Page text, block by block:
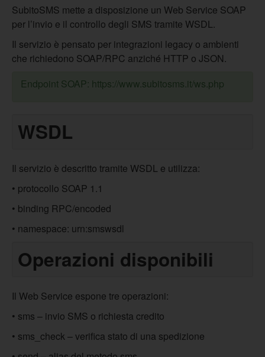
SubitoSMS mette a disposizione un Web Service SOAP
per l’invio e il controllo degli SMS tramite WSDL.
Il servizio è pensato per integrazioni legacy o ambienti
che richiedono SOAP/RPC anziché HTTP o JSON.
Endpoint SOAP: https://www.subitosms.it/ws.php
WSDL
Il servizio è descritto tramite WSDL e utilizza:
• protocollo SOAP 1.1
• binding RPC/encoded
• namespace: urn:smswsdl
Operazioni disponibili
Il Web Service espone tre operazioni:
• sms – invio SMS o richiesta credito
• sms_check – verifica stato di una spedizione